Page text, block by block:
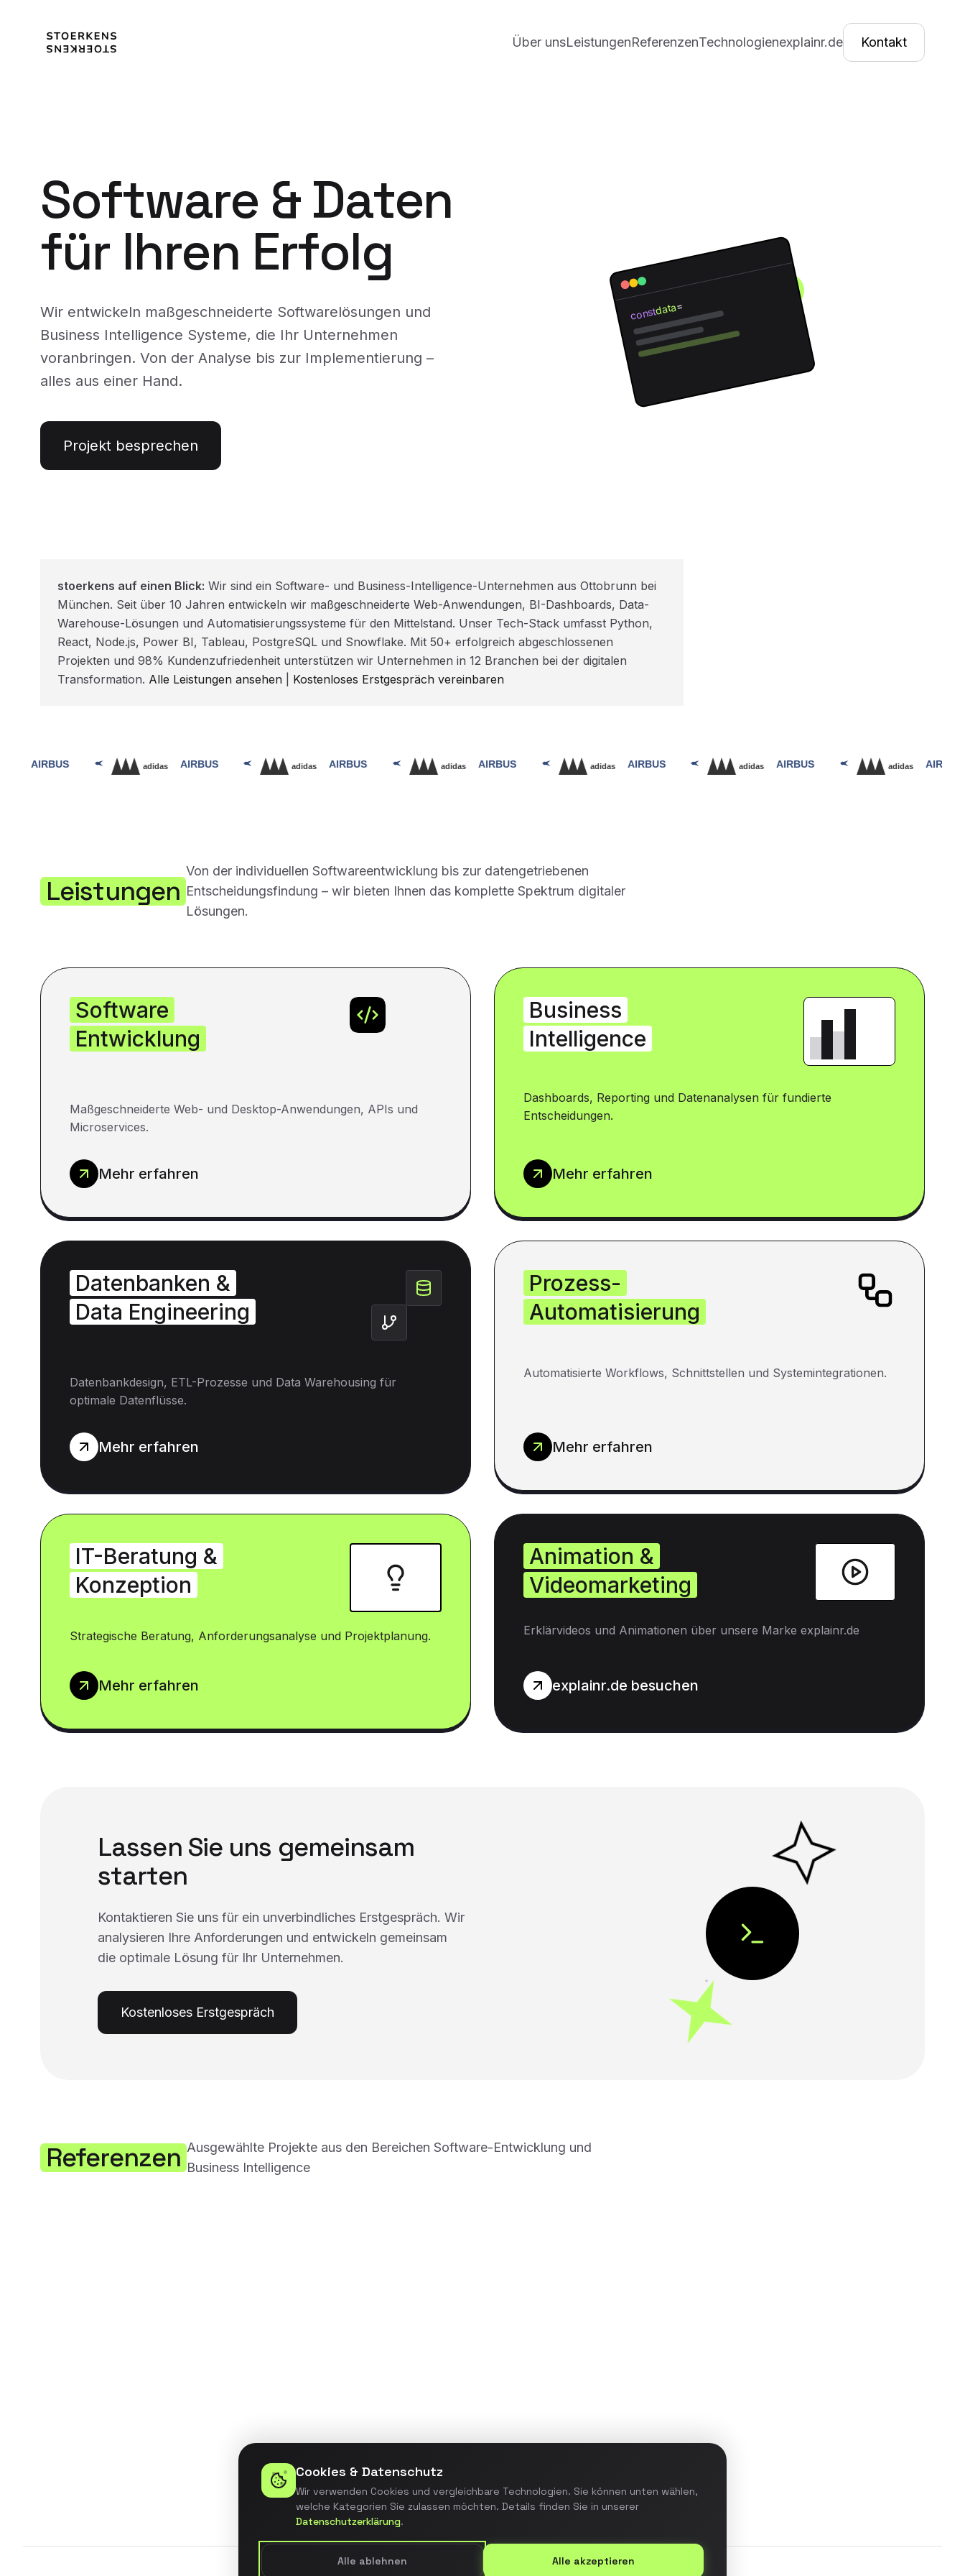
Über unsLeistungenReferenzenTechnologienexplainr.de Kontakt
Software & Daten
für Ihren Erfolg
Wir entwickeln maßgeschneiderte Softwarelösungen und
Business Intelligence Systeme, die Ihr Unternehmen
voranbringen. Von der Analyse bis zur Implementierung –
alles aus einer Hand.
Projekt besprechen
constdata=
stoerkens auf einen Blick: Wir sind ein Software- und Business-Intelligence-Unternehmen aus Ottobrunn bei
München. Seit über 10 Jahren entwickeln wir maßgeschneiderte Web-Anwendungen, BI-Dashboards, Data-
Warehouse-Lösungen und Automatisierungssysteme für den Mittelstand. Unser Tech-Stack umfasst Python,
React, Node.js, Power BI, Tableau, PostgreSQL und Snowflake. Mit 50+ erfolgreich abgeschlossenen
Projekten und 98% Kundenzufriedenheit unterstützen wir Unternehmen in 12 Branchen bei der digitalen
Transformation. Alle Leistungen ansehen Kostenloses Erstgespräch vereinbaren
Leistungen
Von der individuellen Softwareentwicklung bis zur datengetriebenen
Entscheidungsfindung – wir bieten Ihnen das komplette Spektrum digitaler
Lösungen.
Software
Entwicklung
Maßgeschneiderte Web- und Desktop-Anwendungen, APIs und
Microservices.
Mehr erfahren
Business
Intelligence
Dashboards, Reporting und Datenanalysen für fundierte
Entscheidungen.
Mehr erfahren
Datenbanken &
Data Engineering
Datenbankdesign, ETL-Prozesse und Data Warehousing für
optimale Datenflüsse.
Mehr erfahren
Prozess-
Automatisierung
Automatisierte Workflows, Schnittstellen und Systemintegrationen.
Mehr erfahren
IT-Beratung &
Konzeption
Strategische Beratung, Anforderungsanalyse und Projektplanung.
Mehr erfahren
Animation &
Videomarketing
Erklärvideos und Animationen über unsere Marke explainr.de
explainr.de besuchen
Lassen Sie uns gemeinsam
starten
Kontaktieren Sie uns für ein unverbindliches Erstgespräch. Wir
analysieren Ihre Anforderungen und entwickeln gemeinsam
die optimale Lösung für Ihr Unternehmen.
Kostenloses Erstgespräch
Referenzen Ausgewählte Projekte aus den Bereichen Software-Entwicklung und
Business Intelligence
Details ansehen
Details ansehen
Cookies & Datenschutz
Wir verwenden Cookies und vergleichbare Technologien. Sie können unten wählen,
welche Kategorien Sie zulassen möchten. Details finden Sie in unserer
Datenschutzerklärung.
Alle ablehnen Alle akzeptieren